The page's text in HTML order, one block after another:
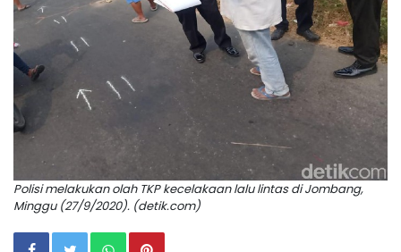
Polisi melakukan olah TKP kecelakaan lalu lintas di Jombang,
Minggu (27/9/2020). (detik.com)